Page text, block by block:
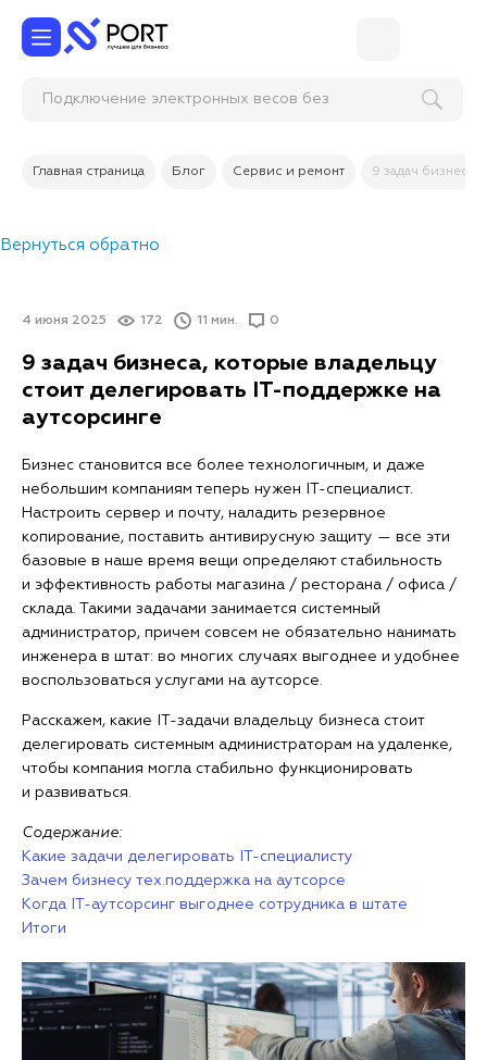
Подключение электронных ве
Главная страница Блог Сервис и ремонт 9 задач бизнеса,
Вернуться обратно
4 июня 2025 172 11 мин. 0
9 задач бизнеса, которые владельцу
стоит делегировать IT-поддержке на
аутсорсинге
Бизнес становится все более технологичным, и даже
небольшим компаниям теперь нужен IT-специалист.
Настроить сервер и почту, наладить резервное
копирование, поставить антивирусную защиту — все эти
базовые в наше время вещи определяют стабильность
и эффективность работы магазина / ресторана / офиса /
склада. Такими задачами занимается системный
администратор, причем совсем не обязательно нанимать
инженера в штат: во многих случаях выгоднее и удобнее
воспользоваться услугами на аутсорсе.
Расскажем, какие IT-задачи владельцу бизнеса стоит
делегировать системным администраторам на удаленке,
чтобы компания могла стабильно функционировать
и развиваться.
Содержание:
Какие задачи делегировать IT-специалисту
Зачем бизнесу тех.поддержка на аутсорсе
Когда IT-аутсорсинг выгоднее сотрудника в штате
Итоги